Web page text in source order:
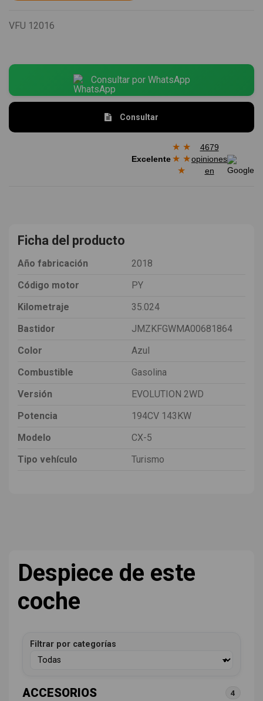
VFU 12016
Consultar por WhatsApp
Consultar
Excelente
★ ★
★ ★
★
4679
opiniones
en
Ficha del producto
Año fabricación
2018
Código motor
PY
Kilometraje
35.024
Bastidor
JMZKFGWMA00681864
Color
Azul
Combustible
Gasolina
Versión
EVOLUTION 2WD
Potencia
194CV 143KW
Modelo
CX-5
Tipo vehículo
Turismo
Despiece de este
coche
Filtrar por categorías
ACCESORIOS 4